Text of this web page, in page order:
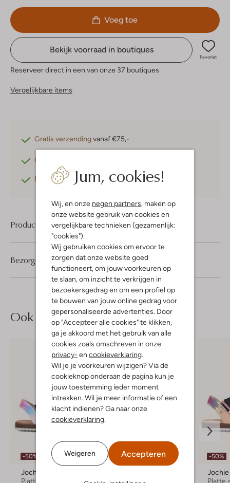
Jum, cookies!
Wij, en onze negen partners , maken op
onze website gebruik van cookies en
vergelijkbare technieken (gezamenlijk:
"cookies").
Wij gebruiken cookies om ervoor te
zorgen dat onze website goed
functioneert, om jouw voorkeuren op
te slaan, om inzicht te verkrijgen in
bezoekersgedrag en om een profiel op
te bouwen van jouw online gedrag voor
gepersonaliseerde advertenties. Door
op "Accepteer alle cookies" te klikken,
ga je akkoord met het gebruik van alle
cookies zoals omschreven in onze
privacy- en cookieverklaring
Wil je je voorkeuren wijzigen? Via de
cookieknop onderaan de pagina kun je
jouw toestemming ieder moment
intrekken. Wil je meer informatie of een
klacht indienen? Ga naar onze
cookieverklaring
Weigeren Accepteren
Voeg toe
Bekijk voorraad in boutiques
Favoriet
Reserveer direct in een van onze 37 boutiques
Vergelijkbare items
Gratis verzendingvanaf €75,-
Gratis retourneren
Betaal achterafmet Klarna
Product informatie
Bezorgen & retourneren
Ook iets voor jou?
-50%
Jochie & Freaks
Platte sandalen
-50%
Sandalen
-50%
Jochie
Platte